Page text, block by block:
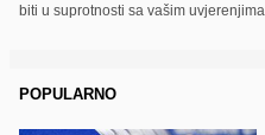
biti u suprotnosti sa vašim uvjerenjima.
POPULARNO